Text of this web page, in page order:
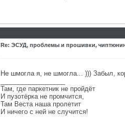
Re: ЭСУД, проблемы и прошивки,
Не шмогла я, не шмогла... ))) Забыл,
Там, где паркетник не пройдёт
И пузотёрка не промчится,
Там Веста наша пролетит
И ничего с ней не случится!